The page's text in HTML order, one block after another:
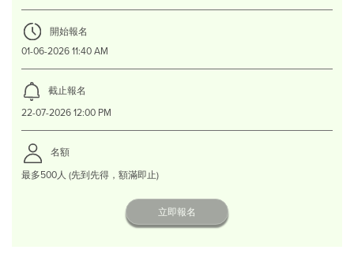
開始報名
01-06-2026 11:40 AM
截止報名
22-07-2026 12:00 PM
名額
最多500人 (先到先得，額滿即止)
立即報名